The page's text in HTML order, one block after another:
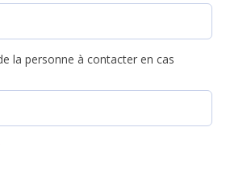
la personne à contacter en cas